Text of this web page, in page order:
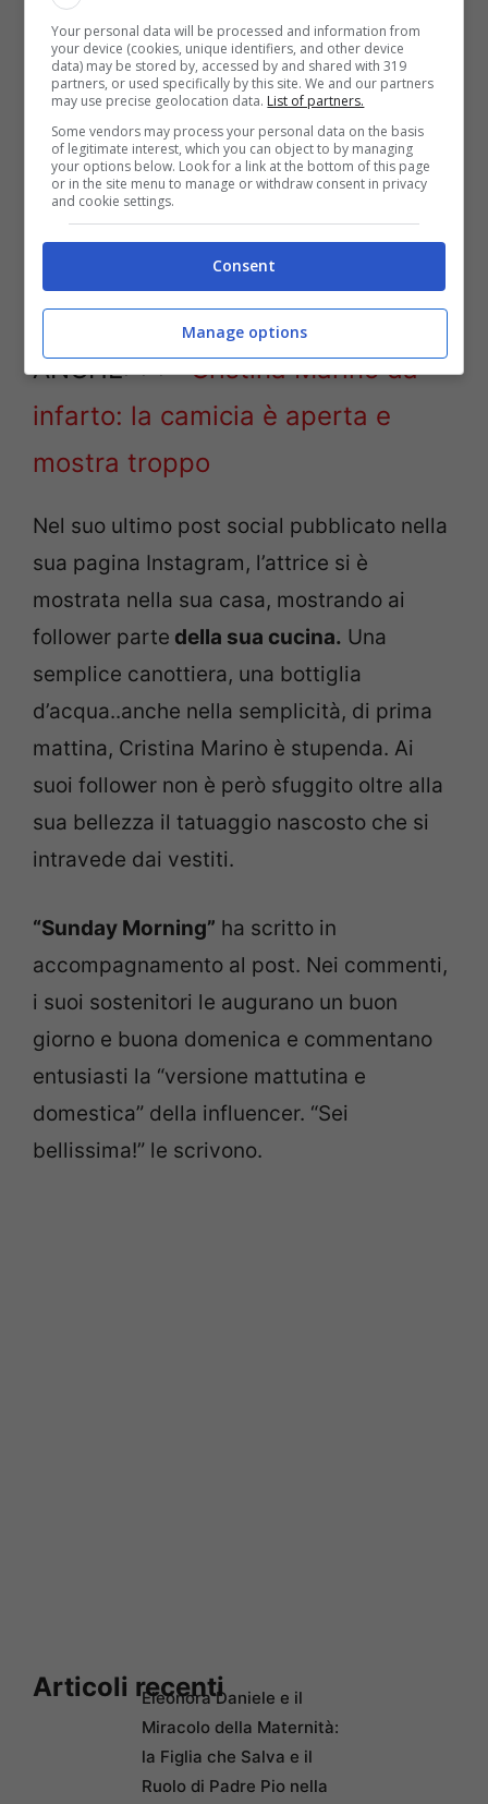
La pagina Instagram di Cristinaconta
infatti oltre 500mila follower. Con loro,
l’attrice condivide non solo i suoi impegni
lavorativi e consigli in fatto di moda e
bellezza, ma anche alcuni scorci della sua
vita privata.
POTREBBE INTERESSARTI
ANCHE>>>Cristina Marino da
infarto: la camicia è aperta e
mostra troppo
Nel suo ultimo post social pubblicato nella
sua pagina Instagram, l’attrice si è
mostrata nella sua casa, mostrando ai
follower parte della sua cucina. Una
semplice canottiera, una bottiglia
d’acqua..anche nella semplicità, di prima
mattina, Cristina Marino è stupenda. Ai
suoi follower non è però sfuggito oltre alla
sua bellezza il tatuaggio nascosto che si
intravede dai vestiti.
“Sunday Morning” ha scritto in
accompagnamento al post. Nei commenti,
i suoi sostenitori le augurano un buon
giorno e buona domenica e commentano
entusiasti la “versione mattutina e
domestica” della influencer. “Sei
bellissima!” le scrivono.
Articoli recentiEleonora Daniele e il
Miracolo della Maternità:
la Figlia che Salva e il
Ruolo di Padre Pio nella
Your personal data will be processed and information from
your device (cookies, unique identifiers, and other device
data) may be stored by, accessed by and shared with 319
partners, or used specifically by this site. We and our partners
may use precise geolocation data. List of partners.
Some vendors may process your personal data on the basis
of legitimate interest, which you can object to by managing
your options below. Look for a link at the bottom of this page
or in the site menu to manage or withdraw consent in privacy
and cookie settings.
Consent
Manage options